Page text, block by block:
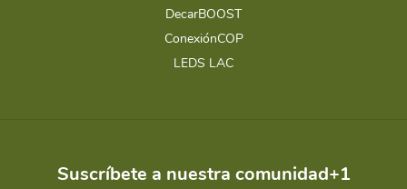
DecarBOOST
ConexiónCOP
LEDS LAC
Suscríbete a nuestra comunidad+1